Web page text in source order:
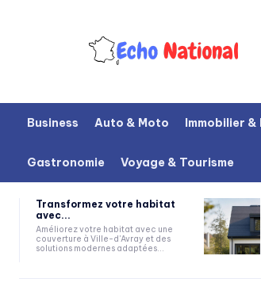
Business Auto & Moto Immobilier &
Gastronomie Voyage & Tourisme
Transformez votre habitat
avec...
Améliorez votre habitat avec une
couverture à Ville-d'Avray et des
solutions modernes adaptées...